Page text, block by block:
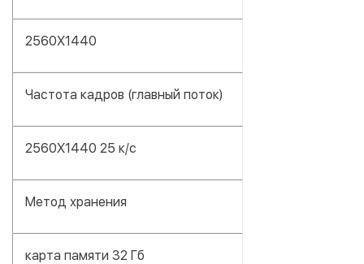
2560X1440
Частота кадров (главный поток)
2560X1440 25 к/с
Метод хранения
карта памяти 32 Гб